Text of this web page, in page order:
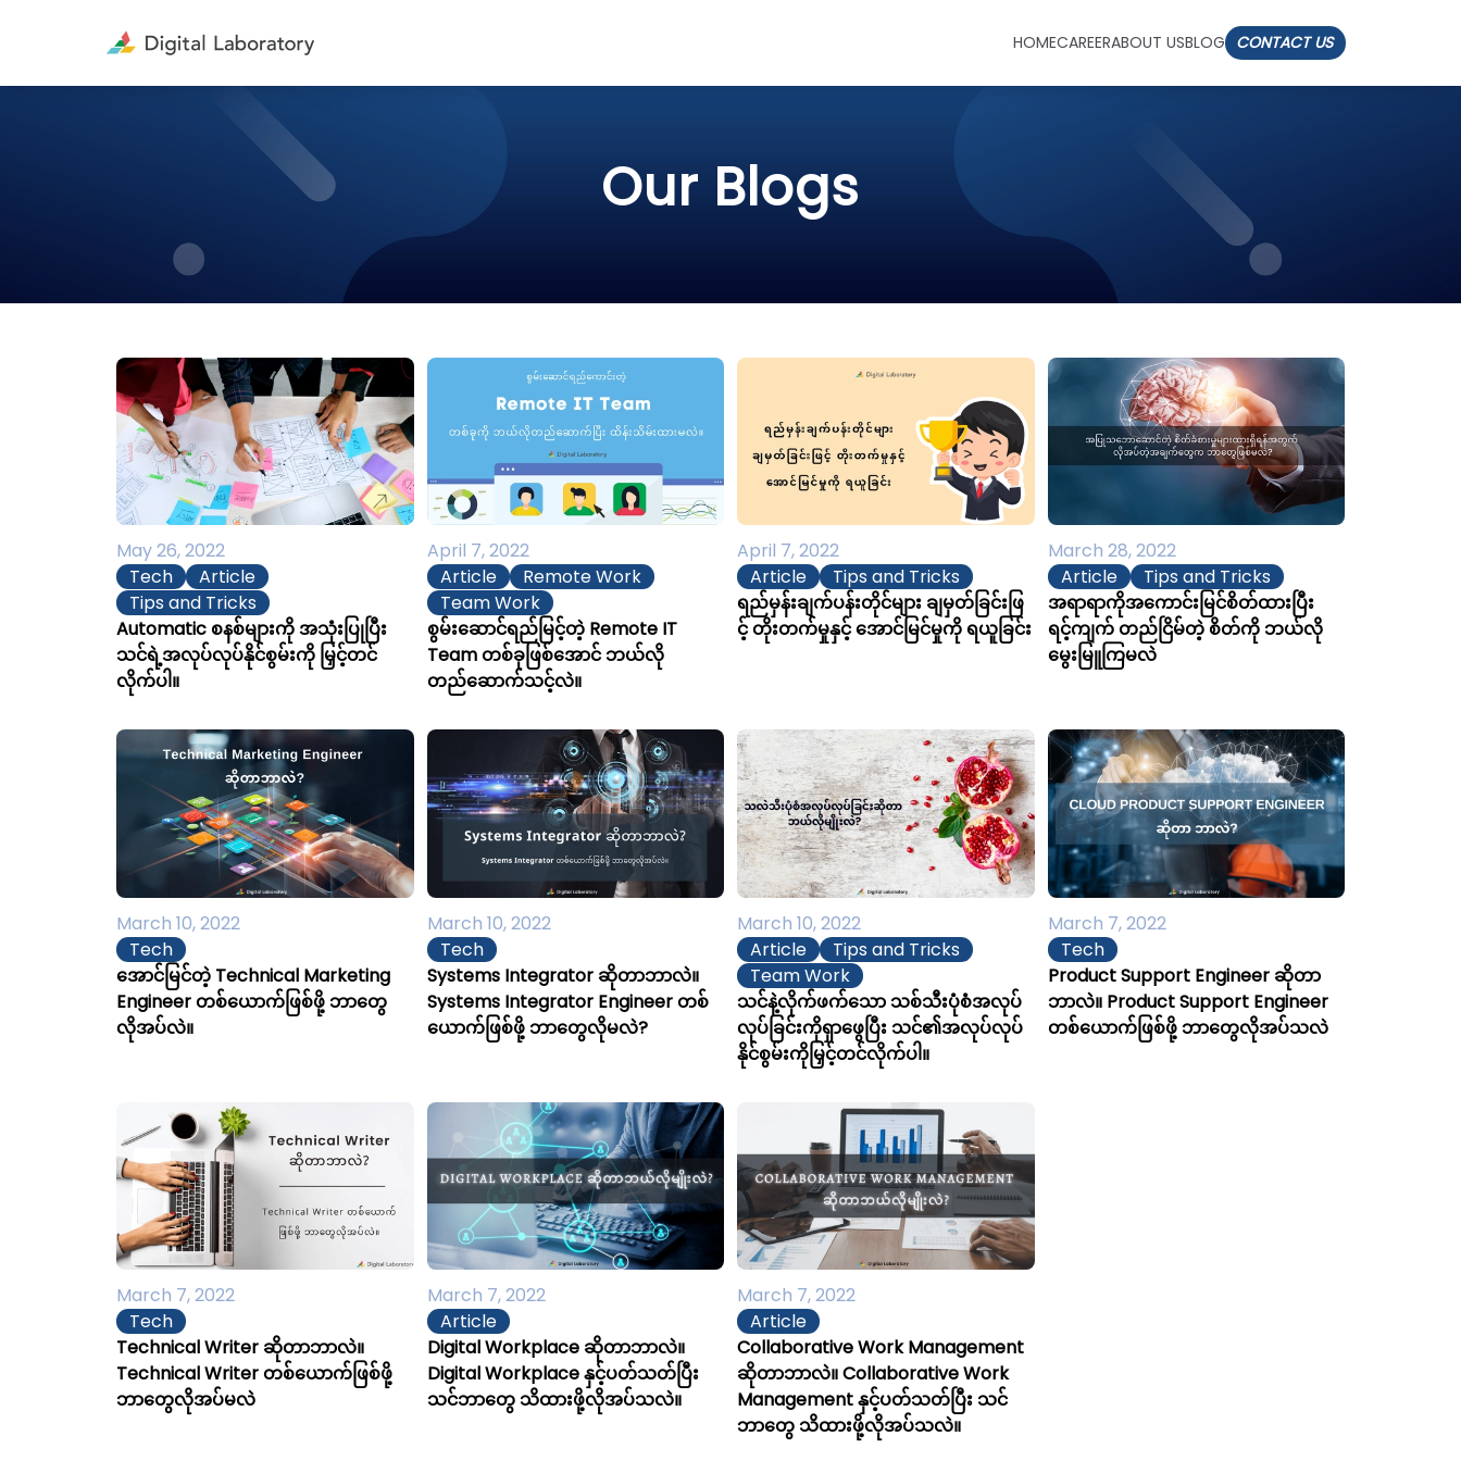
HOMECAREERABOUT USBLOG CONTACT US
Our Blogs
May 26, 2022
Tech
Article
Tips and Tricks
Automatic စနစ်များကို အသုံးပြုပြီး
သင်ရဲ့အလုပ်လုပ်နိုင်စွမ်းကို မြှင့်တင်
လိုက်ပါ။
April 7, 2022
Article
Remote Work
Team Work
စွမ်းဆောင်ရည်မြင့်တဲ့ Remote IT
Team တစ်ခုဖြစ်အောင် ဘယ်လို
တည်ဆောက်သင့်လဲ။
April 7, 2022
Article
Tips and Tricks
ရည်မှန်းချက်ပန်းတိုင်များ ချမှတ်ခြင်းဖြ
င့် တိုးတက်မှုနှင့် အောင်မြင်မှုကို ရယူခြင်း
March 28, 2022
Article
Tips and Tricks
အရာရာကိုအကောင်းမြင်စိတ်ထားပြီး
ရင့်ကျက် တည်ငြိမ်တဲ့ စိတ်ကို ဘယ်လို
မွေးမြူကြမလဲ
March 10, 2022
Tech
အောင်မြင်တဲ့ Technical Marketing
Engineer တစ်ယောက်ဖြစ်ဖို့ ဘာတွေ
လိုအပ်လဲ။
March 10, 2022
Tech
Systems Integrator ဆိုတာဘာလဲ။
Systems Integrator Engineer တစ်
ယောက်ဖြစ်ဖို့ ဘာတွေလိုမလဲ?
March 10, 2022
Article
Tips and Tricks
Team Work
သင်နဲ့လိုက်ဖက်သော သစ်သီးပုံစံအလုပ်
လုပ်ခြင်းကိုရှာဖွေပြီး သင်၏အလုပ်လုပ်
နိုင်စွမ်းကိုမြှင့်တင်လိုက်ပါ။
March 7, 2022
Tech
Product Support Engineer ဆိုတာ
ဘာလဲ။ Product Support Engineer
တစ်ယောက်ဖြစ်ဖို့ ဘာတွေလိုအပ်သလဲ
March 7, 2022
Tech
Technical Writer ဆိုတာဘာလဲ။
Technical Writer တစ်ယောက်ဖြစ်ဖို့
ဘာတွေလိုအပ်မလဲ
March 7, 2022
Article
Digital Workplace ဆိုတာဘာလဲ။
Digital Workplace နှင့်ပတ်သတ်ပြီး
သင်ဘာတွေ သိထားဖို့လိုအပ်သလဲ။
March 7, 2022
Article
Collaborative Work Management
ဆိုတာဘာလဲ။ Collaborative Work
Management နှင့်ပတ်သတ်ပြီး သင်
ဘာတွေ သိထားဖို့လိုအပ်သလဲ။